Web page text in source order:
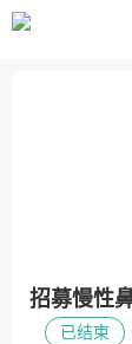
招募慢性
已结束